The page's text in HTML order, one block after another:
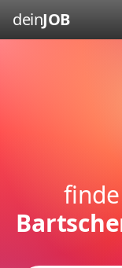
deinJOB
finde